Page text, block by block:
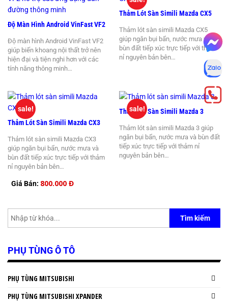
Độ Màn Hình Android VinFast VF2
Độ màn hình Android VinFast VF2
giúp biến khoang nội thất trở nên
hiện đại và tiện nghi hơn với các
tính năng thông minh…
Thảm Lót Sàn Simili Mazda CX5
Thảm lót sàn simili Mazda CX5
giúp ngăn bụi bẩn, nước mưa và
bùn đất tiếp xúc trực tiếp với thảm
nỉ nguyên bản bên…
Thảm Lót Sàn Simili Mazda CX3
Thảm lót sàn simili Mazda CX3
giúp ngăn bụi bẩn, nước mưa và
bùn đất tiếp xúc trực tiếp với thảm
nỉ nguyên bản bên…
Giá Bán: 800.000 Đ
sale! Thảm Lót Sàn Simili Mazda 3
Thảm lót sàn simili Mazda 3 giúp
ngăn bụi bẩn, nước mưa và bùn đất
tiếp xúc trực tiếp với thảm nỉ
nguyên bản bên…
sale!
Tìm kiếm
PHỤ TÙNG Ô TÔ
PHỤ TÙNG MITSUBISHI
PHỤ TÙNG MITSUBISHI XPANDER